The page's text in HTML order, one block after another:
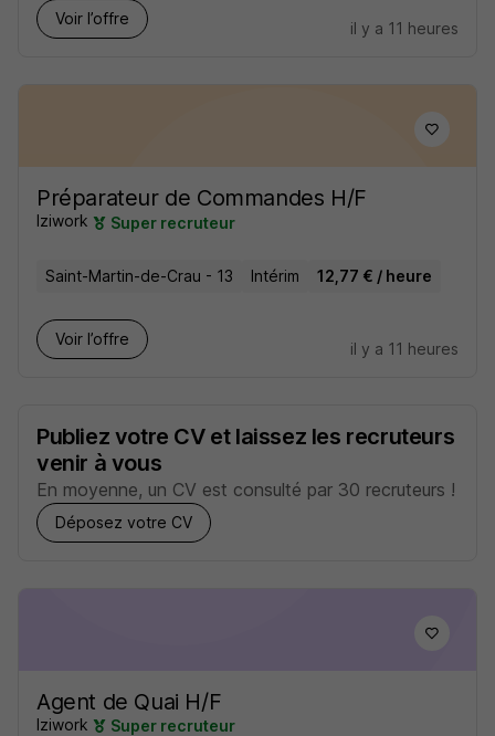
Voir l’offre
il y a 11 heures
Préparateur de Commandes H/F
Iziwork Super recruteur
Saint-Martin-de-Crau - 13 Intérim 12,77 € / heure
Voir l’offre
il y a 11 heures
Publiez votre CV et laissez les recruteurs
venir à vous
En moyenne, un CV est consulté par 30 recruteurs !
Déposez votre CV
Agent de Quai H/F
Iziwork Super recruteur